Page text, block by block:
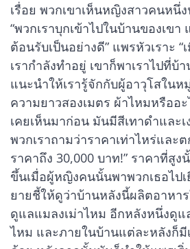
เรื่อย พวกเขาเห็นหญิงสาวคนหนึ่
“พวกเราบุกเข้าไปในบ้านของเขา
ต้อนรับเป็นอย่างดี” แพรหัวเราะ
เรากำลังทำอยู่ เขาก็พาเราไปที่บ้
แนะนำให้เรารู้จักกับผู้อาวุโสใน
ความยาวสองเมตร ผ้าไหมหรืออ
เคยเห็นมาก่อน มันมีสีเทาดำและ
พวกเราถามว่าราคาเท่าไหร่และ
ราคาถึง 30,000 บาท!” ราคาที่สูง
ขึ้นเมื่อผู้หญิงคนนั้นพาพวกเธอไป
ยายชี้ให้ดูว่าบ้านหลังนี้ผลิตอาหา
ดูแลแมลงเม่าไหม อีกหลังหนึ่งดู
ไหม และภายในบ้านแต่ละหลังก็มี